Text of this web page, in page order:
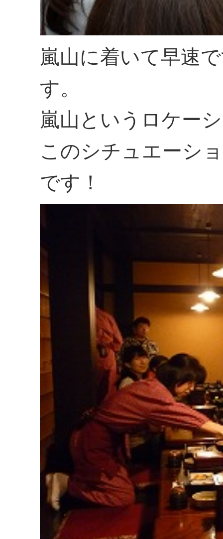
嵐山に着いて早速
す。
嵐山というロケー
このシチュエーシ
です！